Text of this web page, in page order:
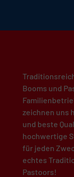
Booms und
zeichnen uns
und beste
hochwertige
für jeden
echtes
Pastoors!